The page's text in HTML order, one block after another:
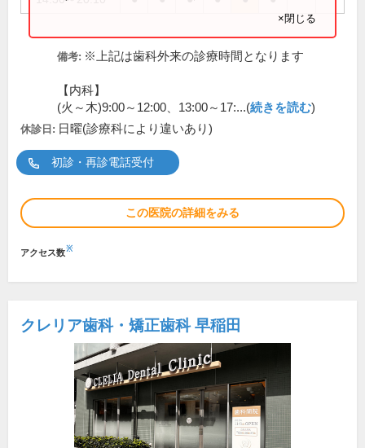
×閉じる
備考: ※上記は歯科外来の診療時間となります
【内科】
(火～木)9:00～12:00、13:00～17:...(続きを読む)
休診日: 日曜(診療科により違いあり)
初診・再診電話受付
この医院の詳細をみる
アクセス数※
クレリア歯科・矯正歯科 早稲田